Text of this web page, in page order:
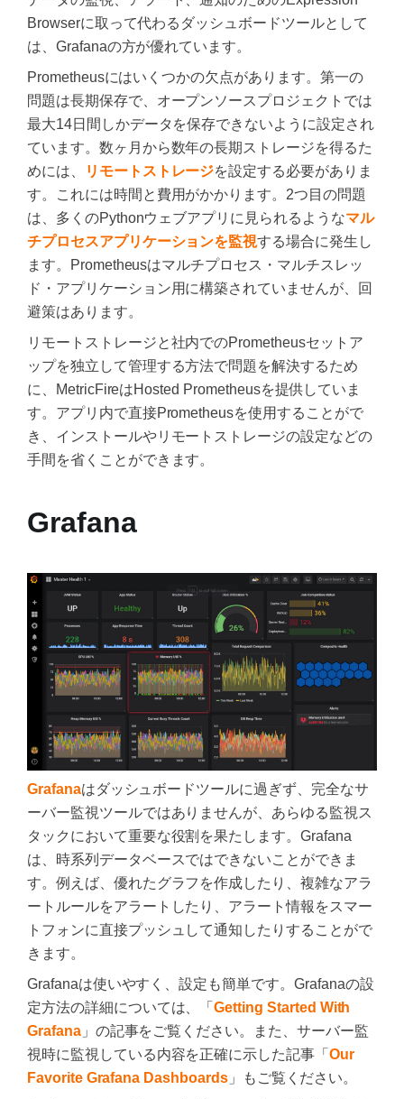
Browserに取って代わるダッシュボードツールとして
は、Grafanaの方が優れています。
Prometheusにはいくつかの欠点があります。第一の
問題は長期保存で、オープンソースプロジェクトでは
最大14日間しかデータを保存できないように設定され
ています。数ヶ月から数年の長期ストレージを得るた
めには、
リモートストレージを設定する必要がありま
す。これには時間と費用がかかります。2つ目の問題
は、多くのPythonウェブアプリに見られるようなマル
チプロセスアプリケーションを監視する場合に発生し
ます。Prometheusはマルチプロセス・マルチスレッ
ド・アプリケーション用に構築されていませんが、回
避策はあります。
リモートストレージと社内でのPrometheusセットア
ップを独立して管理する方法で問題を解決するため
に、MetricFireはHosted Prometheusを提供していま
す。アプリ内で直接Prometheusを使用することがで
き、インストールやリモートストレージの設定などの
手間を省くことができます。
Grafana
Grafanaはダッシュボードツールに過ぎず、完全なサ
ーバー監視ツールではありませんが、あらゆる監視ス
タックにおいて重要な役割を果たします。Grafana
は、時系列データベースではできないことができま
す。例えば、優れたグラフを作成したり、複雑なアラ
ートルールをアラートしたり、アラート情報をスマー
トフォンに直接プッシュして通知したりすることがで
きます。
Grafanaは使いやすく、設定も簡単です。Grafanaの設
定方法の詳細については、「Getting Started With
Grafana」の記事をご覧ください。また、サーバー監
視時に監視している内容を正確に示した記事「 Our
Favorite Grafana Dashboards」もご覧ください。